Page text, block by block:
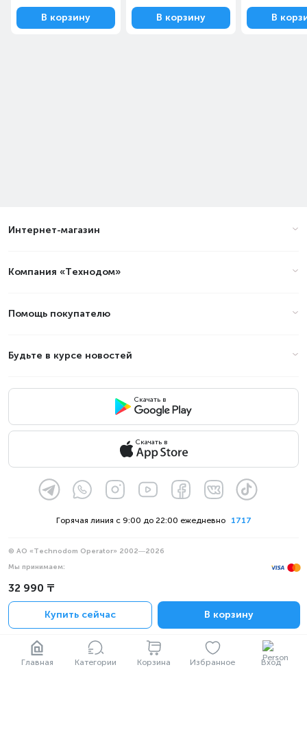
Главная Категории Корзина Избранное Вход
В корзину В корзину В
32 990 ₸
Купить сейчас В корзину
Интернет-магазин
Компания «Технодом»
Помощь покупателю
Будьте в курсе новостей
Скачать в
Скачать в
1717
Горячая линия с 9:00 до 22:00 ежедневно
© АО «Technodom Operator» 2002—2026
Мы принимаем:
Официальное уведомление